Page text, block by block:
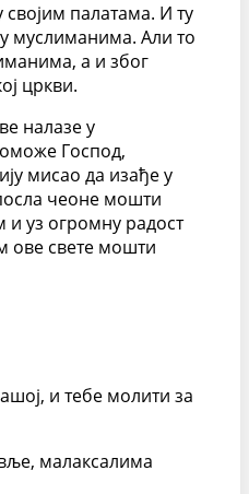
палатама. И ту
муслиманима. Али то
а и због
цркви.
налазе у
Господ,
мисао да изађе у
чеоне мошти
и уз огромну радост
ове свете мошти
и тебе молити за
малаксалима